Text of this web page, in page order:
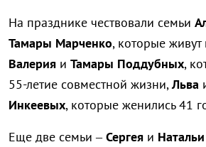
На празднике чествовали семьи
Тамары Марченко, которые живут
Валерия и Тамары Поддубных,
55-летие совместной жизни,Льва
Инкеевых, которые женились 41
Еще две семьи –Сергея и